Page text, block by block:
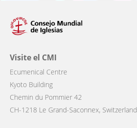
Visite el CMI
Ecumenical Centre
Kyoto Building
Chemin du Pommier 42
CH-1218 Le Grand-Saconnex, Switzerland